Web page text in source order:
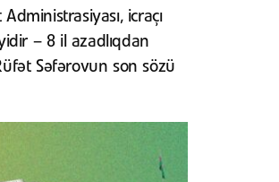
icraçı
– 8 il azadlıqdan
Səfərovun son sözü